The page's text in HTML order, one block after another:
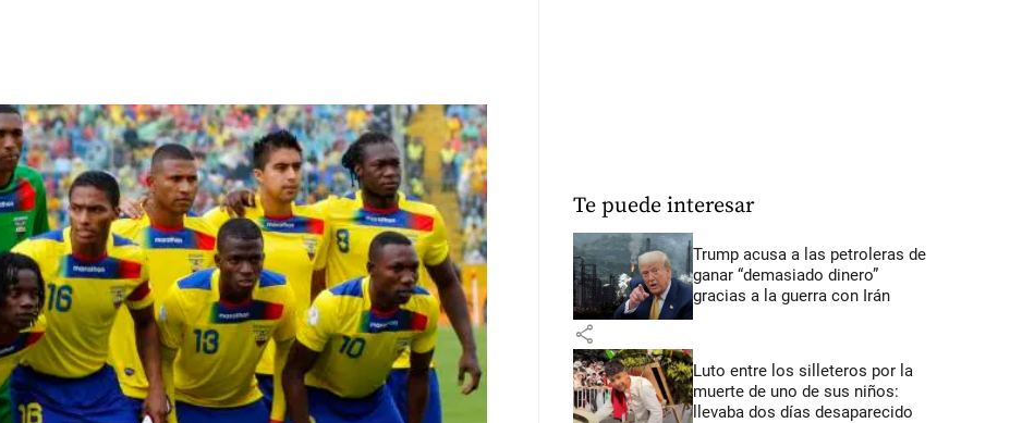
Te puede interesar
Trump acusa a las petroleras de
ganar “demasiado dinero”
gracias a la guerra con Irán
share
Luto entre los silleteros por la
muerte de uno de sus niños:
llevaba dos días desaparecido